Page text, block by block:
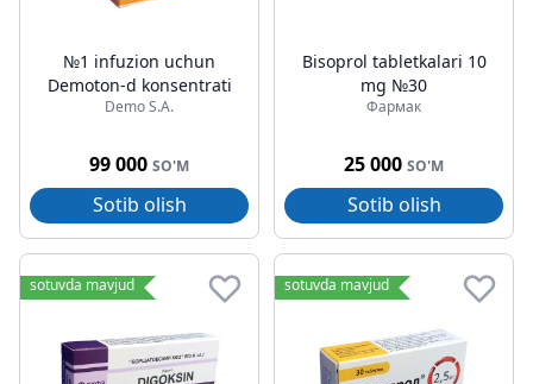
№1 infuzion uchun
Demoton-d konsentrati
Demo S.A.
99 000 SO'M
Sotib olish
Bisoprol tabletkalari 10
mg №30
Фармак
25 000 SO'M
Sotib olish
sotuvda mavjud sotuvda mavjud